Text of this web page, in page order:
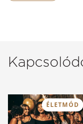
ÉLETMÓD